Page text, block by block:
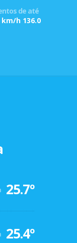
de até
km/h 136.0
25.7º
25.4º